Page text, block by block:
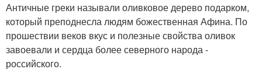
Античные греки называли оливковое дерево подарком,
который преподнесла людям божественная Афина. По
прошествии веков вкус и полезные свойства оливок
завоевали и сердца более северного народа -
российского.